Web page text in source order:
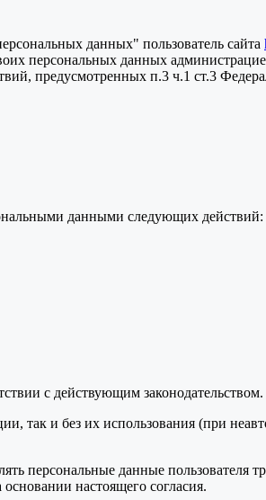
данных" пользователь сайта
персональных данных
предусмотренных п.3 ч.1 ст.3
данными следующих действий:
с действующим законодательством.
так и без их использования (при
персональные данные пользователя
настоящего согласия.